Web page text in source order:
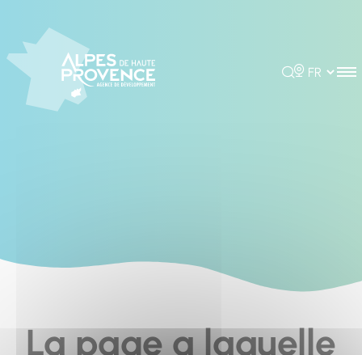
Rechercher
Choisir la
La page a laquelle